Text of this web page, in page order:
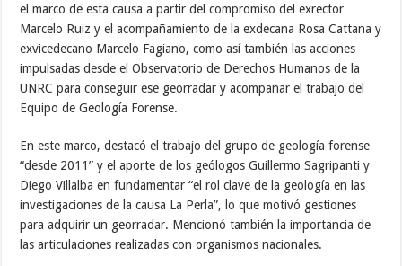
el marco de esta causa a partir del compromiso del exrector
Marcelo Ruiz y el acompañamiento de la exdecana Rosa Cattana y
exvicedecano Marcelo Fagiano, como así también las acciones
impulsadas desde el Observatorio de Derechos Humanos de la
UNRC para conseguir ese georradar y acompañar el trabajo del
Equipo de Geología Forense.
En este marco, destacó el trabajo del grupo de geología forense
“desde 2011” y el aporte de los geólogos Guillermo Sagripanti y
Diego Villalba en fundamentar “el rol clave de la geología en las
investigaciones de la causa La Perla”, lo que motivó gestiones
para adquirir un georradar. Mencionó también la importancia de
las articulaciones realizadas con organismos nacionales.